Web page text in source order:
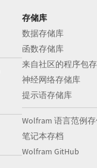
存储库
数据存储库
函数存储库
来自社区的程序包
神经网络存储库
提示语存储库
Wolfram 语言范例
笔记本存档
Wolfram GitHub